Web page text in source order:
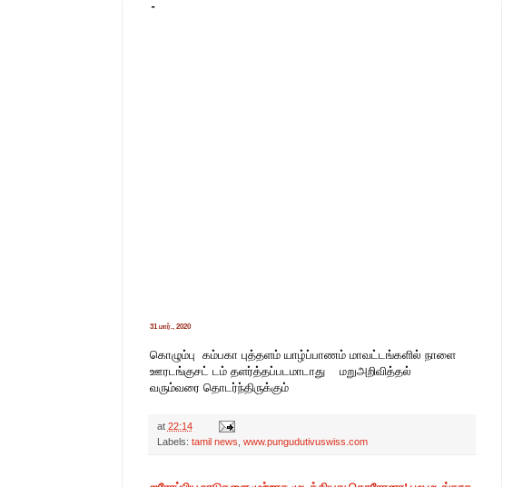
-
31 மார்., 2020
கொழும்பு கம்பகா புத்தளம் யாழ்ப்பாணம் மாவட்டங்களில் நாளை
ஊரடங்குசட் டம் தளர்த்தப்படமாடாது மறுஅறிவித்தல்
வரும்வரை தொடர்ந்திருக்கும்
at 22:14
Labels: tamil news www.pungudutivuswiss.com